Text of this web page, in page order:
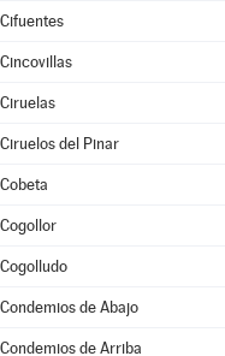
Cifuentes
Cincovillas
Ciruelas
Ciruelos del Pinar
Cobeta
Cogollor
Cogolludo
Condemios de Abajo
Condemios de Arriba